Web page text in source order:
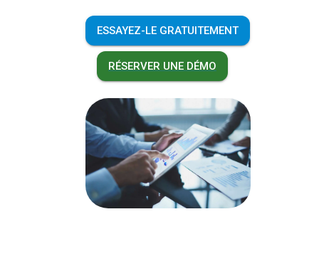
ESSAYEZ-LE GRATUITEMENT
RÉSERVER UNE DÉMO